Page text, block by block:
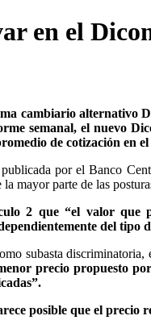
en el
cambiario alternativo
semanal, el nuevo
de cotización en
por el Banco
mayor parte de las
2 que “el valor que
del tipo
subasta discriminatoria,
precio propuesto
posible que el precio